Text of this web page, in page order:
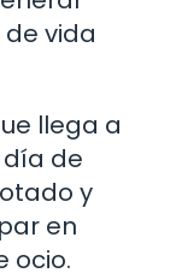
vida
llega a
de
y
en
ocio.